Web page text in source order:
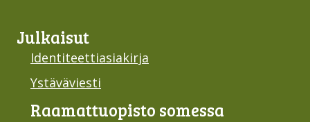
Julkaisut
Identiteettiasiakirja
Ystäväviesti
Raamattu­opisto somessa